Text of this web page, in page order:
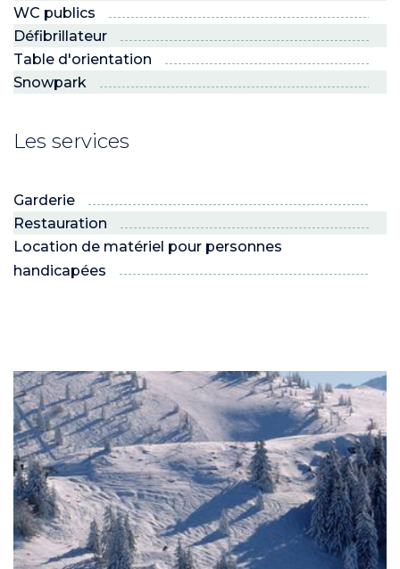
WC publics
Défibrillateur
Table d'orientation
Snowpark
Les services
Garderie
Restauration
Location de matériel pour personnes
handicapées